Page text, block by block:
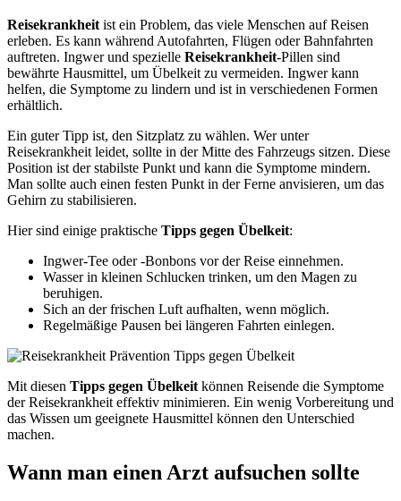
Reisekrankheit ist ein Problem, das viele Menschen auf Reisen
erleben. Es kann während Autofahrten, Flügen oder Bahnfahrten
auftreten. Ingwer und spezielle Reisekrankheit-Pillen sind
bewährte Hausmittel, um Übelkeit zu vermeiden. Ingwer kann
helfen, die Symptome zu lindern und ist in verschiedenen Formen
erhältlich.
Ein guter Tipp ist, den Sitzplatz zu wählen. Wer unter
Reisekrankheit leidet, sollte in der Mitte des Fahrzeugs sitzen. Diese
Position ist der stabilste Punkt und kann die Symptome mindern.
Man sollte auch einen festen Punkt in der Ferne anvisieren, um das
Gehirn zu stabilisieren.
Hier sind einige praktische Tipps gegen Übelkeit:
Ingwer-Tee oder -Bonbons vor der Reise einnehmen.
Wasser in kleinen Schlucken trinken, um den Magen zu
beruhigen.
Sich an der frischen Luft aufhalten, wenn möglich.
Regelmäßige Pausen bei längeren Fahrten einlegen.
Mit diesen Tipps gegen Übelkeit können Reisende die Symptome
der Reisekrankheit effektiv minimieren. Ein wenig Vorbereitung und
das Wissen um geeignete Hausmittel können den Unterschied
machen.
Wann man einen Arzt aufsuchen sollte